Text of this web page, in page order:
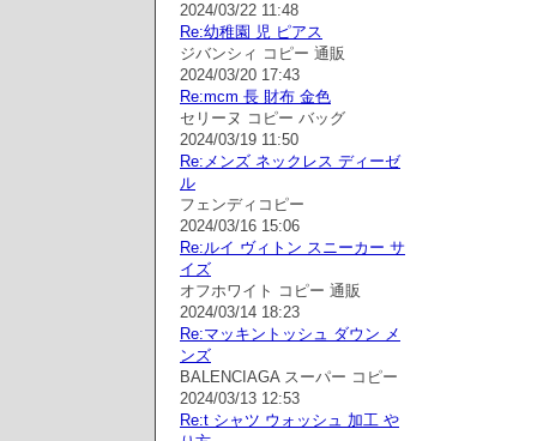
2024/03/22 11:48
Re:幼稚園 児 ピアス
ジバンシィ コピー 通販
2024/03/20 17:43
Re:mcm 長 財布 金色
セリーヌ コピー バッグ
2024/03/19 11:50
Re:メンズ ネックレス ディーゼ
ル
フェンディコピー
2024/03/16 15:06
Re:ルイ ヴィトン スニーカー サ
イズ
オフホワイト コピー 通販
2024/03/14 18:23
Re:マッキントッシュ ダウン メ
ンズ
BALENCIAGA スーパー コピー
2024/03/13 12:53
Re:t シャツ ウォッシュ 加工 や